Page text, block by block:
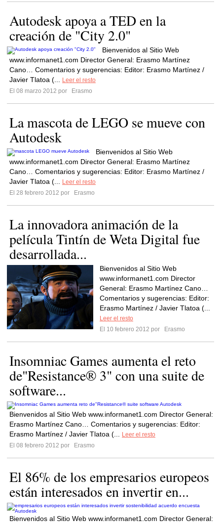
Autodesk apoya a TED en la
creación de "City 2.0"
Bienvenidos al Sitio Web
www.informanet1.com Director General: Erasmo Martínez
Cano… Comentarios y sugerencias: Editor: Erasmo Martínez /
Javier Tlatoa (...
Leer el resto
El 08 marzo 2012 por
Erasmo
La mascota de LEGO se mueve con
Autodesk
Bienvenidos al Sitio Web
www.informanet1.com Director General: Erasmo Martínez
Cano… Comentarios y sugerencias: Editor: Erasmo Martínez /
Javier Tlatoa (...
Leer el resto
El 28 febrero 2012 por
Erasmo
La innovadora animación de la
película Tintín de Weta Digital fue
desarrollada...
Bienvenidos al Sitio Web
www.informanet1.com Director
General: Erasmo Martínez Cano…
Comentarios y sugerencias: Editor:
Erasmo Martínez / Javier Tlatoa (...
Leer el resto
El 10 febrero 2012 por
Erasmo
Insomniac Games aumenta el reto
de"Resistance® 3" con una suite de
software...
Bienvenidos al Sitio Web www.informanet1.com Director General:
Erasmo Martínez Cano… Comentarios y sugerencias: Editor:
Erasmo Martínez / Javier Tlatoa (...
Leer el resto
El 08 febrero 2012 por
Erasmo
El 86% de los empresarios europeos
están interesados en invertir en...
Bienvenidos al Sitio Web www.informanet1.com Director General: